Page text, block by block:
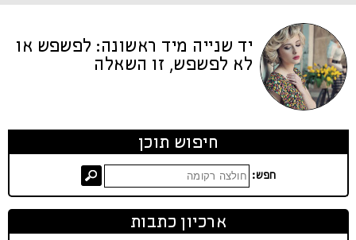
יד שנייה מיד ראשונה: לפשפש או
לא לפשפש, זו השאלה
חיפוש תוכן
חפש:
ארכיון כתבות